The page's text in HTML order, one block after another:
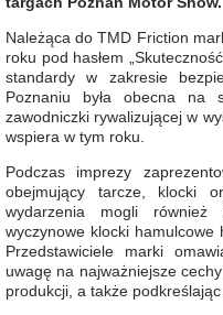
Należąca do TMD Friction
roku pod hasłem
standardy w zakresie
Poznaniu była obecna
zawodniczki rywalizującej w
wspiera w tym roku.
Podczas imprezy
obejmujący tarcze, klocki
wydarzenia mogli
wyczynowe klocki hamulcowe
Przedstawiciele marki
uwagę na najważniejsze
produkcji, a także